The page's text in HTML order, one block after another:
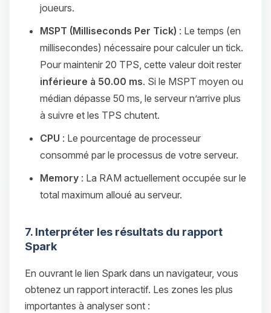
joueurs.
MSPT (Milliseconds Per Tick) : Le temps (en
millisecondes) nécessaire pour calculer un tick.
Pour maintenir 20 TPS, cette valeur doit rester
inférieure à 50.00 ms. Si le MSPT moyen ou
médian dépasse 50 ms, le serveur n’arrive plus
à suivre et les TPS chutent.
CPU : Le pourcentage de processeur
consommé par le processus de votre serveur.
Memory : La RAM actuellement occupée sur le
total maximum alloué au serveur.
7. Interpréter les résultats du rapport
Spark
En ouvrant le lien Spark dans un navigateur, vous
obtenez un rapport interactif. Les zones les plus
importantes à analyser sont :